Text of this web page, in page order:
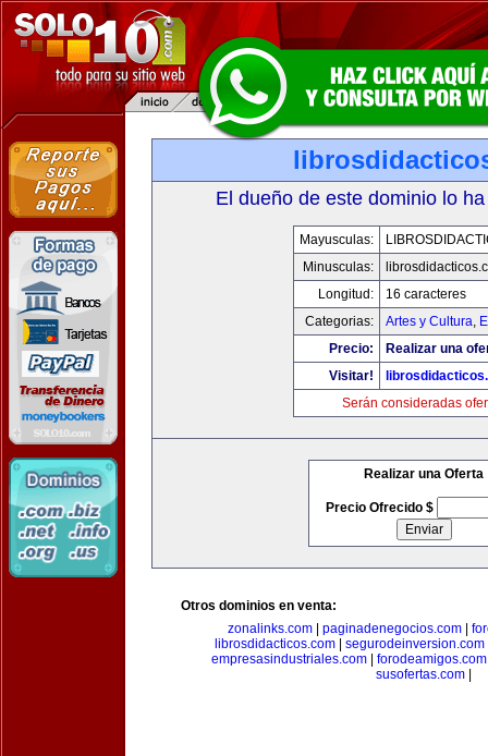
El dueño de este dominio lo
Mayusculas:
Minusculas:
Longitud:
16 caracteres
Categorias:
Artes y Cultura,
Precio:
Realizar una
Visitar!
Serán consideradas
Realizar una Oferta
Precio Ofrecido $
Otros dominios en venta:
zonalinks.com| paginadenegocios.com|
librosdidacticos.com| segurodeinversion.com
empresasindustriales.com| forodeamigos.com
susofertas.com